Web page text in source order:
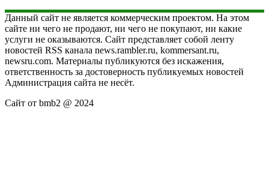
Данный сайт не является коммерческим проектом. На этом
сайте ни чего не продают, ни чего не покупают, ни какие
услуги не оказываются. Сайт представляет собой ленту
новостей RSS канала news.rambler.ru, kommersant.ru,
newsru.com. Материалы публикуются без искажения,
ответственность за достоверность публикуемых новостей
Администрация сайта не несёт.
Сайт от bmb2 @ 2024